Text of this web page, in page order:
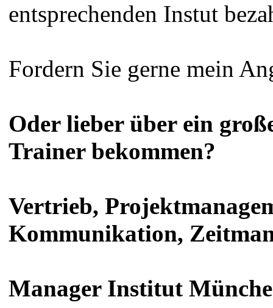
entsprechenden Instut
Fordern Sie gerne mein
Oder lieber über ein
Trainer bekommen?
Vertrieb,
Kommunikation,
Manager Institut